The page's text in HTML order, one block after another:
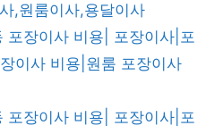
,원룸이사,용달이사
포장이사 비용| 포장이사|포
이사 비용|원룸 포장이사
포장이사 비용| 포장이사|포